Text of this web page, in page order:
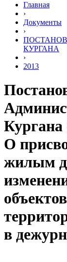
Главная
›
Документы
›
КУРГАНА
›
2013
Кургана
О
жилым
в